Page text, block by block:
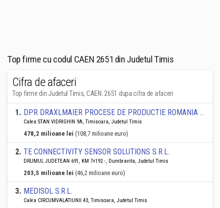
Top firme cu codul CAEN 2651 din Judetul Timis
Cifra de afaceri
Top firme din Judetul Timis, CAEN: 2651 dupa cifra de afaceri
1. DPR DRAXLMAIER PROCESE DE PRODUCTIE ROMANIA SRL
Calea STAN VIDRIGHIN 9A, Timisoara, Judetul Timis
478,2 milioane lei (108,7 milioane euro)
2. TE CONNECTIVITY SENSOR SOLUTIONS S.R.L.
DRUMUL JUDETEAN 691, KM 7+192 -, Dumbravita, Judetul Timis
203,5 milioane lei (46,2 milioane euro)
3. MEDISOL S.R.L.
Calea CIRCUMVALATIUNII 43, Timisoara, Judetul Timis